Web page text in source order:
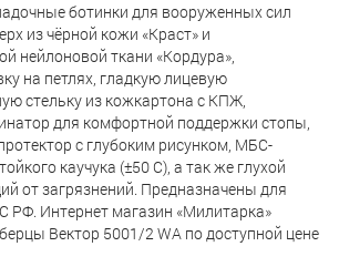
ботинки для вооруженных сил
из чёрной кожи «Краст» и
нейлоновой ткани «Кордура»,
на петлях, гладкую лицевую
стельку из кожкартона с КПЖ,
для комфортной поддержки стопы,
с глубоким рисунком, МБС-
каучука (±50 С), а так же глухой
от загрязнений. Предназначены для
РФ. Интернет магазин «Милитарка»
Вектор 5001/2 WA по доступной цене